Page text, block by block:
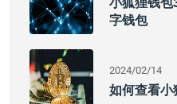
字钱包
2024/02/14
如何查看小